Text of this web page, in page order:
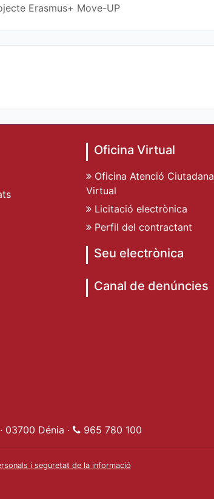
Erasmus+ Move-UP
Oficina Virtual
Oficina Atenció Ciutadana
Virtual
Licitació electrònica
Perfil del contractant
Seu electrònica
Canal de denúncies
de Déniade Dénia
Dénia · 965 780 100
i seguretat de la informació